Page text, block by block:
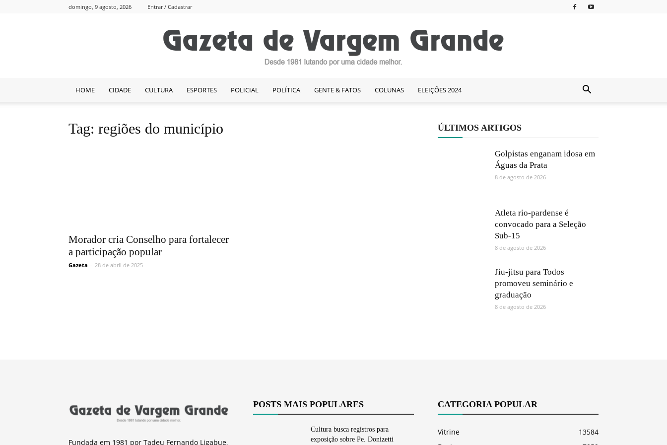
domingo, 9 agosto, 2026 Entrar / Cadastrar
HOME CIDADE CULTURA ESPORTES POLICIAL POLÍTICA GENTE & FATOS COLUNAS ELEIÇÕES 2024
Tag: regiões do município
Morador cria Conselho para fortalecer
a participação popular
Gazeta - 28 de abril de 2025
ÚLTIMOS ARTIGOS
Golpistas enganam idosa em
Águas da Prata
8 de agosto de 2026
Atleta rio-pardense é
convocado para a Seleção
Sub-15
8 de agosto de 2026
Jiu-jitsu para Todos
promoveu seminário e
graduação
8 de agosto de 2026
Fundada em 1981 por Tadeu Fernando Ligabue,
POSTS MAIS POPULARES
Cultura busca registros para
exposição sobre Pe. Donizetti
CATEGORIA POPULAR
Vitrine
13584